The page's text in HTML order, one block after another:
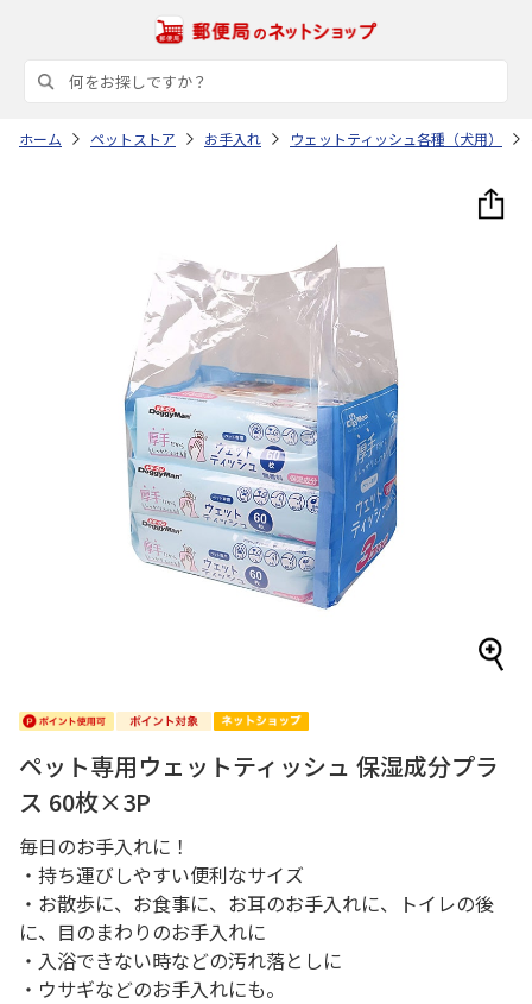
ホーム ペットストア お手入れ ウェットティッシュ各種（犬用）
ペット専用ウェットティッシュ 保湿成分プラ
ス 60枚×3P
毎日のお手入れに！
・持ち運びしやすい便利なサイズ
・お散歩に、お食事に、お耳のお手入れに、トイレの後
に、目のまわりのお手入れに
・入浴できない時などの汚れ落としに
・ウサギなどのお手入れにも。